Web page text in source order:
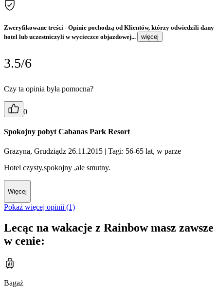
Zweryfikowane treści - Opinie pochodzą od Klientów, którzy odwiedzili dany
hotel lub uczestniczyli w wycieczce objazdowej...
więcej
3.5/6
Czy ta opinia była pomocna?
0
Spokojny pobyt Cabanas Park Resort
Grazyna, Grudziądz 26.11.2015 | Tagi: 56-65 lat, w parze
Hotel czysty,spokojny ,ale smutny.
Więcej
Pokaż więcej opinii (1)
Lecąc na wakacje z Rainbow masz zawsze
w cenie:
Bagaż